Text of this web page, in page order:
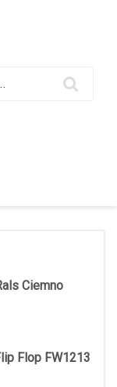
Ciemno
Flop FW1213